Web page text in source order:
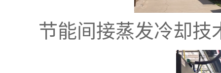
节能间接蒸发冷却技